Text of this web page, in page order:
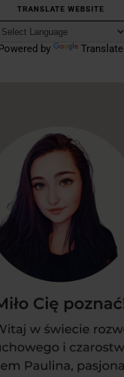
TRANSLATE WEBSITE
by Translate